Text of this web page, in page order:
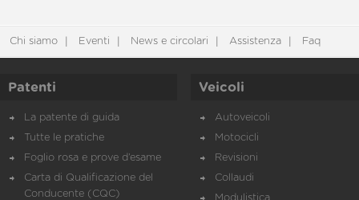
Chi siamo Eventi News e circolari Assistenza Faq
Patenti
La patente di guida
Tutte le pratiche
Foglio rosa e prove d’esame
Carta di Qualificazione del
Conducente (CQC)
Veicoli
Autoveicoli
Motocicli
Revisioni
Collaudi